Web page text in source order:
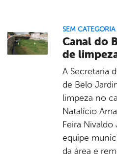
SEM CATEGORIA
Canal do
de
A Secretaria
de Belo
limpeza no
Natalício
Feira Nivaldo
equipe
da área e